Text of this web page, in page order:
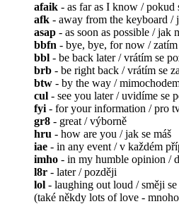
afaik - as far as I know / pokud
afk - away from the keyboard /
asap - as soon as possible / jak
bbfn - bye, bye, for now / zatím
bbl - be back later / vrátím se
brb - be right back / vrátím se
btw - by the way /
cul - see you later / uvidíme se
fyi- for your information / pro
gr8 - great / výborně
hru - how are you / jak se máš
iae - in any event / v každém
imho - in my humble opinion /
l8r - later / později
lol - laughing out loud / směji
(také někdy lots of love -